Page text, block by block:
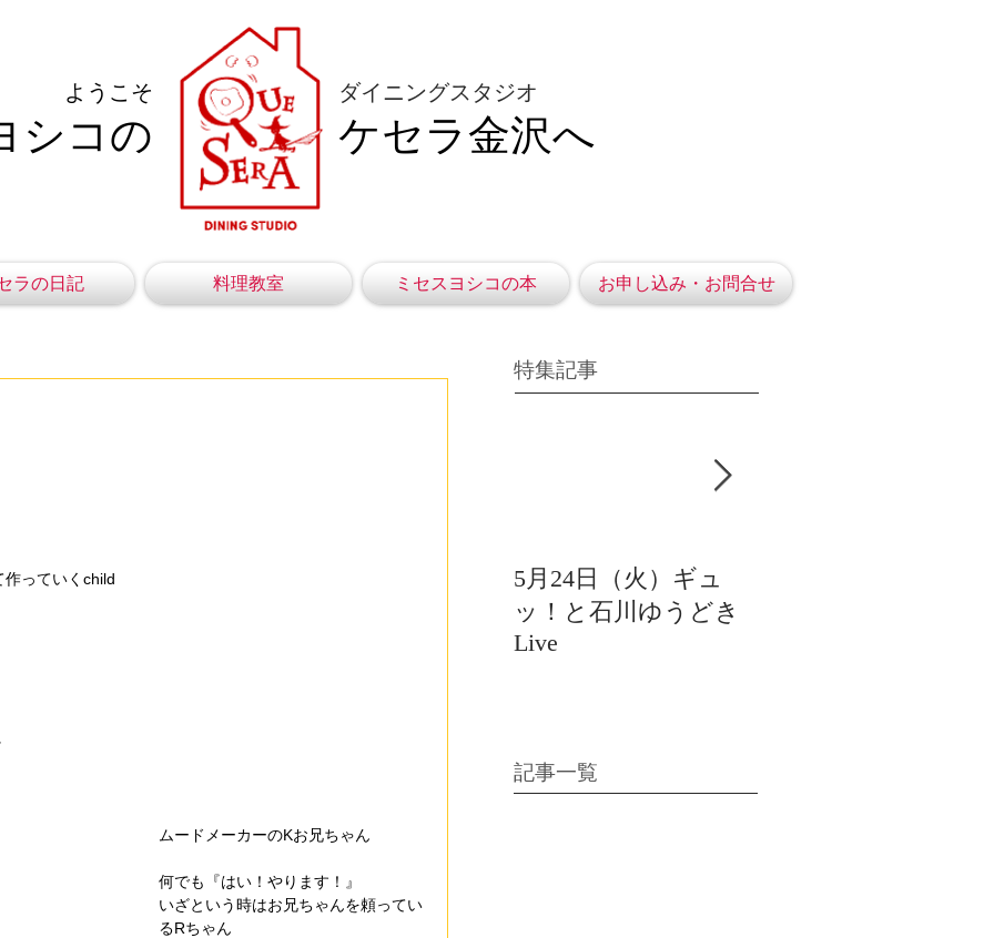
ようこそ
シコの
ダイニングスタジオ
ケセラ金沢へ
ラの日記 料理教室 ミセスヨシコの本 お申し込み・お問合せ
っていくchild
ムードメーカーのKお兄ちゃん
何でも『はい！やります！』
いざという時はお兄ちゃんを頼ってい
るRちゃん
特集記事
5月24日（火）ギュ
ッ！と石川ゆうどき
Live
記事一覧